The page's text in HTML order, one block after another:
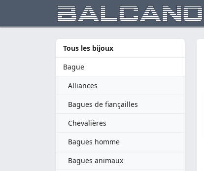
Tous les bijoux
Bague
Alliances
Bagues de fiançailles
Chevalières
Bagues homme
Bagues animaux